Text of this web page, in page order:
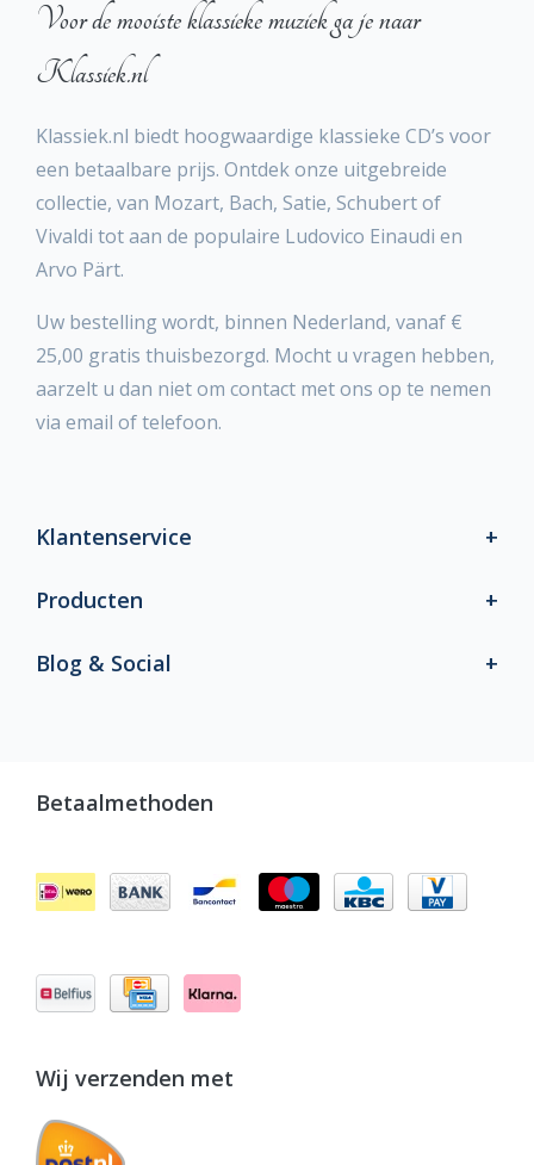
Voor de mooiste klassieke muziek ga je naar
Klassiek.nl
Klassiek.nl biedt hoogwaardige klassieke CD’s voor
een betaalbare prijs. Ontdek onze uitgebreide
collectie, van Mozart, Bach, Satie, Schubert of
Vivaldi tot aan de populaire Ludovico Einaudi en
Arvo Pärt.
Uw bestelling wordt, binnen Nederland, vanaf €
25,00 gratis thuisbezorgd. Mocht u vragen hebben,
aarzelt u dan niet om contact met ons op te nemen
via email of telefoon.
Klantenservice
Producten
Blog & Social
Betaalmethoden
Wij verzenden met